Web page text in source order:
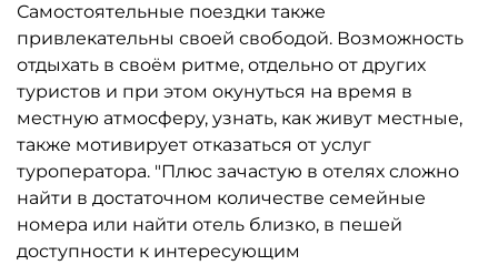
Самостоятельные поездки также
привлекательны своей свободой. Возможность
отдыхать в своём ритме, отдельно от других
туристов и при этом окунуться на время в
местную атмосферу, узнать, как живут местные,
также мотивирует отказаться от услуг
туроператора. "Плюс зачастую в отелях сложно
найти в достаточном количестве семейные
номера или найти отель близко, в пешей
доступности к интересующим